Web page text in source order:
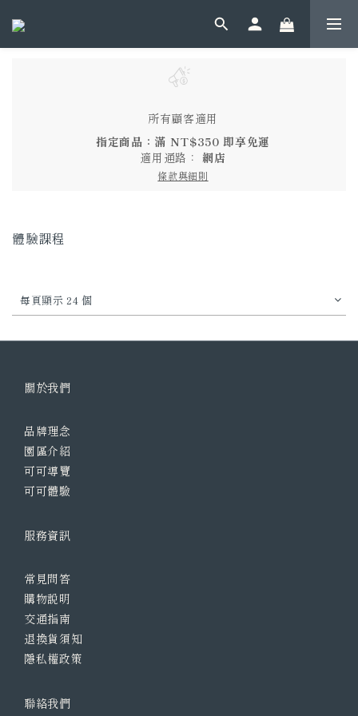
所有顧客適用
指定商品：滿 NT$350 即享免運
適用通路：網店
條款與細則
體驗課程
每頁顯示 24 個
關於我們
品牌理念
園區介紹
可可導覽
可可體驗
服務資訊
常見問答
購物說明
交通指南
退換貨須知
隱私權政策
聯絡我們